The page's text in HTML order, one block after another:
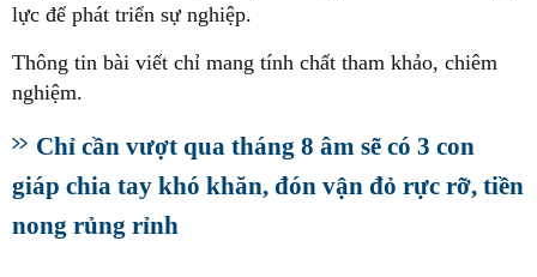
lực để phát triển sự nghiệp.
Thông tin bài viết chỉ mang tính chất tham khảo, chiêm
nghiệm.
Chỉ cần vượt qua tháng 8 âm sẽ có 3 con
giáp chia tay khó khăn, đón vận đỏ rực rỡ, tiền
nong rủng rỉnh